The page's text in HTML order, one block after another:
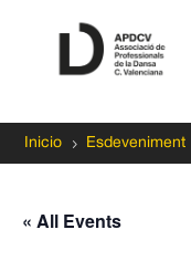
Inicio 5 Esdeveniment
« All Events